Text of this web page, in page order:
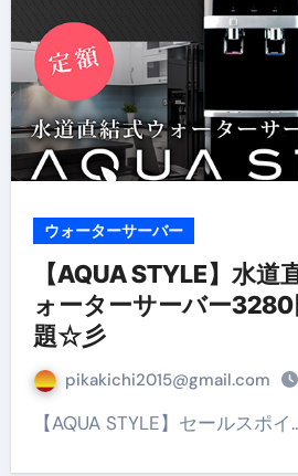
ウォーターサーバー
【AQUA STYLE】水道
ォーターサーバー
題☆彡
pikakichi2015@gmail.com
【AQUA STYLE】セールスポイ